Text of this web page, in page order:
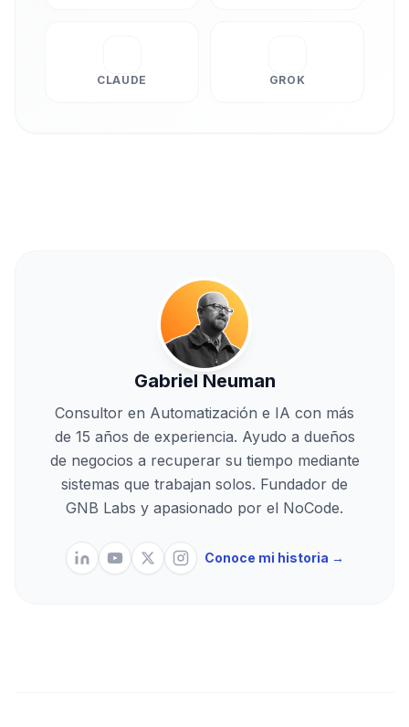
CLAUDE GROK
Gabriel Neuman
Consultor en Automatización e IA con más
de 15 años de experiencia. Ayudo a dueños
de negocios a recuperar su tiempo mediante
sistemas que trabajan solos. Fundador de
GNB Labs y apasionado por el NoCode.
Conoce mi historia →